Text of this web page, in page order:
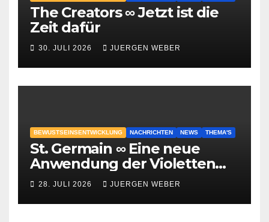
The Creators ∞ Jetzt ist die
Zeit dafür
30. JULI 2026 JUERGEN WEBER
BEWUSTSEINSENTWICKLUNG NACHRICHTEN NEWS THEMA'S
St. Germain ∞ Eine neue
Anwendung der Violetten
Flamme
28. JULI 2026 JUERGEN WEBER